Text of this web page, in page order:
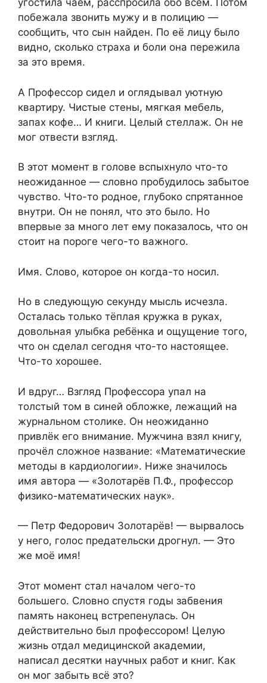
угостила чаем, расспросила обо всём. Потом
побежала звонить мужу и в полицию —
сообщить, что сын найден. По её лицу было
видно, сколько страха и боли она пережила
за это время.
А Профессор сидел и оглядывал уютную
квартиру. Чистые стены, мягкая мебель,
запах кофе… И книги. Целый стеллаж. Он не
мог отвести взгляд.
В этот момент в голове вспыхнуло что-то
неожиданное — словно пробудилось забытое
чувство. Что-то родное, глубоко спрятанное
внутри. Он не понял, что это было. Но
впервые за много лет ему показалось, что он
стоит на пороге чего-то важного.
Имя. Слово, которое он когда-то носил.
Но в следующую секунду мысль исчезла.
Осталась только тёплая кружка в руках,
довольная улыбка ребёнка и ощущение того,
что он сделал сегодня что-то настоящее.
Что-то хорошее.
И вдруг… Взгляд Профессора упал на
толстый том в синей обложке, лежащий на
журнальном столике. Он неожиданно
привлёк его внимание. Мужчина взял книгу,
прочёл сложное название: «Математические
методы в кардиологии». Ниже значилось
имя автора — «Золотарёв П.Ф., профессор
физико-математических наук».
— Петр Федорович Золотарёв! — вырвалось
у него, голос предательски дрогнул. — Это
же моё имя!
Этот момент стал началом чего-то
большего. Словно спустя годы забвения
память наконец встрепенулась. Он
действительно был профессором! Целую
жизнь отдал медицинской академии,
написал десятки научных работ и книг. Как
он мог забыть всё это?